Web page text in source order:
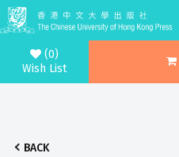
(0)
Wish List
BACK